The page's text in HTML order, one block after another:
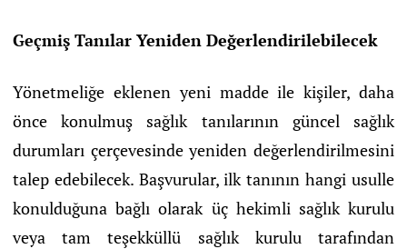
Geçmiş Tanılar Yeniden Değerlendirilebilecek
Yönetmeliğe eklenen yeni madde ile kişiler, daha
önce konulmuş sağlık tanılarının güncel sağlık
durumları çerçevesinde yeniden değerlendirilmesini
talep edebilecek. Başvurular, ilk tanının hangi usulle
konulduğuna bağlı olarak üç hekimli sağlık kurulu
veya tam teşekküllü sağlık kurulu tarafından